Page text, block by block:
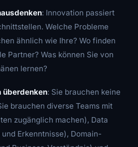
: Innovation passiert
Welche Probleme
ähnlich wie Ihre? Wo finden
Partner? Was können Sie von
lernen?
überdenken: Sie brauchen keine
brauchen diverse Teams mit
zugänglich machen), Data
Erkenntnisse), Domain-